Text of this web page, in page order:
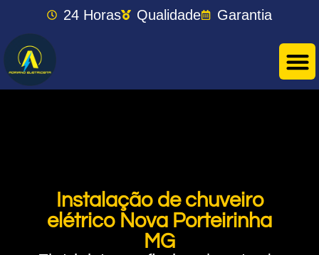
24 Horas Qualidade Garantia
Instalação de chuveiro
elétrico Nova Porteirinha
MG